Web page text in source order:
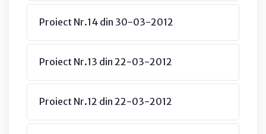
Proiect Nr.14 din 30-03-2012
Proiect Nr.13 din 22-03-2012
Proiect Nr.12 din 22-03-2012